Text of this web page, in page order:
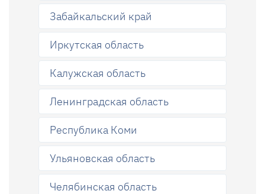
Забайкальский край
Иркутская область
Калужская область
Ленинградская область
Республика Коми
Ульяновская область
Челябинская область